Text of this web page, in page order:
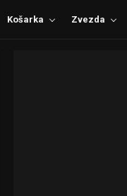
Košarka Zvezda